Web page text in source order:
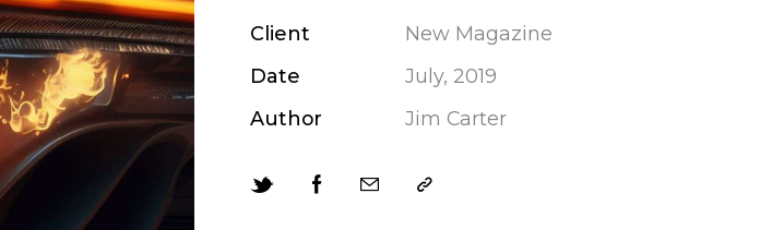
Client
New Magazine
Date
July, 2019
Author
Jim Carter